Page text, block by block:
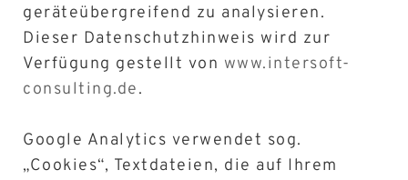
geräteübergreifend zu analysieren.
Dieser Datenschutzhinweis wird zur
Verfügung gestellt von www.intersoft-
consulting.de.
Google Analytics verwendet sog.
„Cookies“, Textdateien, die auf Ihrem